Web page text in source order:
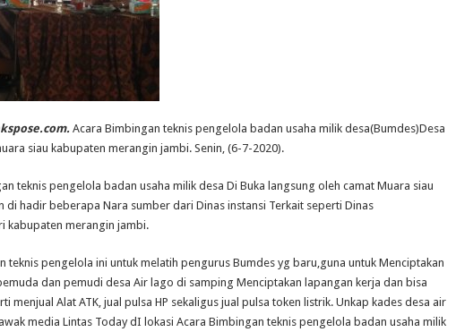
Acara Bimbingan teknis pengelola badan usaha milik desa(Bumdes)Desa
siau kabupaten merangin jambi. Senin, (6-7-2020).
teknis pengelola badan usaha milik desa Di Buka langsung oleh camat Muara siau
di hadir beberapa Nara sumber dari Dinas instansi Terkait seperti Dinas
kabupaten merangin jambi.
teknis pengelola ini untuk melatih pengurus Bumdes yg baru,guna untuk Menciptakan
dan pemudi desa Air lago di samping Menciptakan lapangan kerja dan bisa
menjual Alat ATK, jual pulsa HP sekaligus jual pulsa token listrik. Unkap kades desa air
media Lintas Today dI lokasi Acara Bimbingan teknis pengelola badan usaha milik